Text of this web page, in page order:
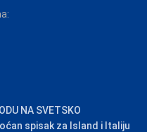
NA SVETSKO
spisak za Island i Italiju